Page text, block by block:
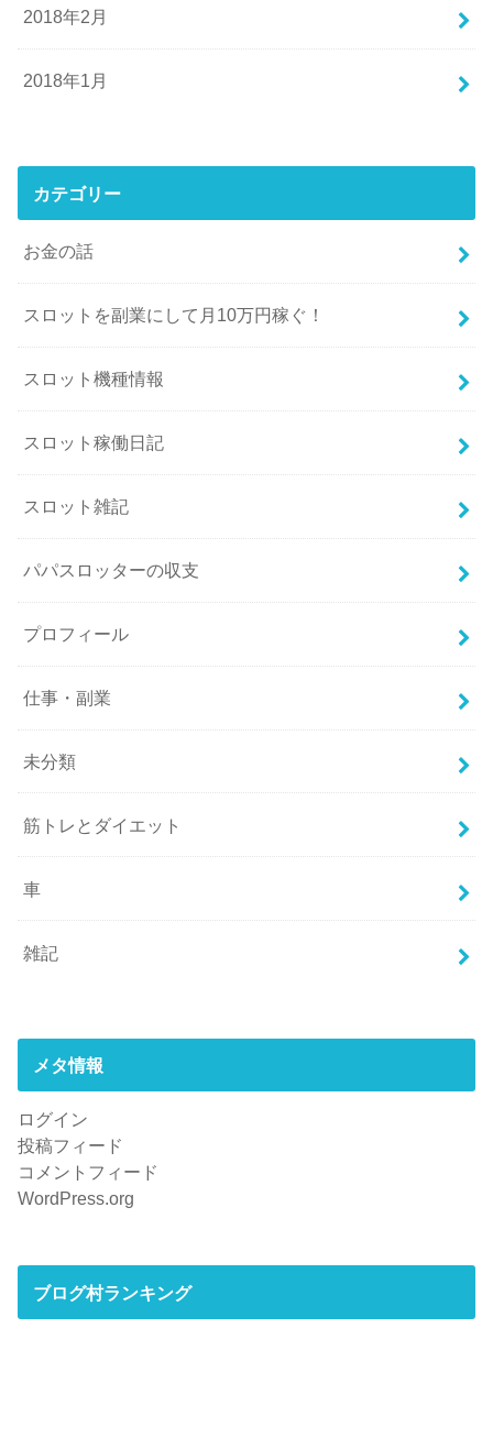
2018年2月
2018年1月
カテゴリー
お金の話
スロットを副業にして月10万円稼ぐ！
スロット機種情報
スロット稼働日記
スロット雑記
パパスロッターの収支
プロフィール
仕事・副業
未分類
筋トレとダイエット
車
雑記
メタ情報
ログイン
投稿フィード
コメントフィード
WordPress.org
ブログ村ランキング